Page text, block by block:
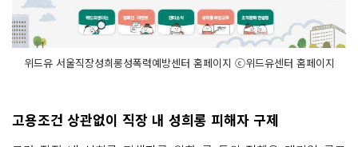
위드유 서울직장성희롱성폭력예방센터 홈페이지 ⓒ위드유센터 홈페이지
고용조건 상관없이 직장 내 성희롱 피해자 구제